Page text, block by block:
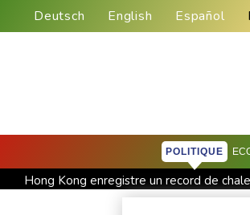
Deutsch English Español
POLITIQUE
Hong Kong enregistre un record de